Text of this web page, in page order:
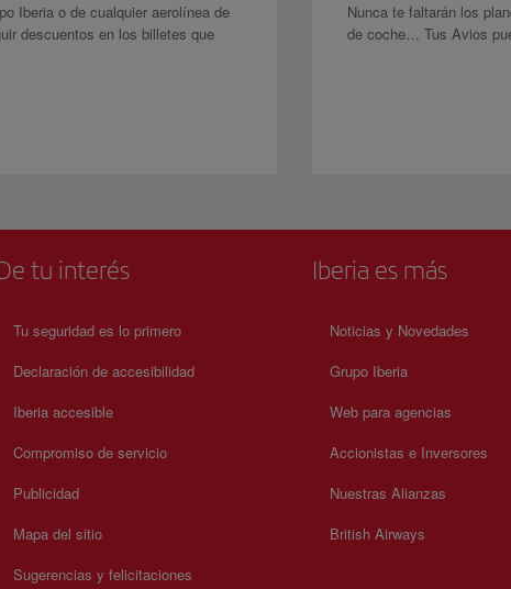
Iberia o de cualquier aerolínea de
descuentos en los billetes que
Nunca te faltarán los
de coche… Tus Avios
tu interés
Tu seguridad es lo primero
Declaración de accesibilidad
Iberia accesible
Compromiso de servicio
Publicidad
Mapa del sitio
Sugerencias y felicitaciones
Iberia es más
Noticias y Novedades
Grupo Iberia
Web para agencias
Accionistas e Inversores
Nuestras Alianzas
British Airways